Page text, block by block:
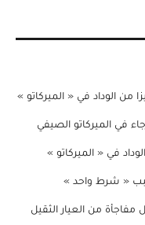
من الوداد في « الميركاتو »
في الميركاتو الصيفي
في « الميركاتو »
« شرط واحد »
من العيار الثقيل